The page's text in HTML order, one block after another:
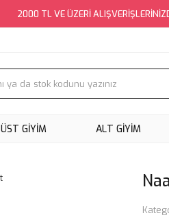
2000 TL VE ÜZERİ
ÜST GİYİM ALT GİYİM